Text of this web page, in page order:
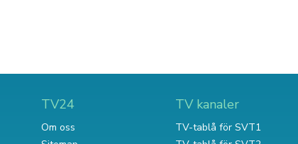
TV24
Om oss
TV kanaler
TV-tablå för SVT1